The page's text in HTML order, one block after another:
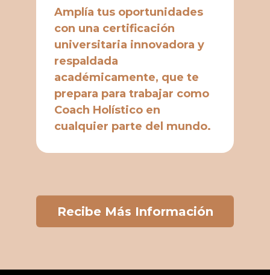
Amplía tus oportunidades
con una certificación
universitaria innovadora y
respaldada
académicamente, que te
prepara para trabajar como
Coach Holístico en
cualquier parte del mundo.
Recibe Más Información